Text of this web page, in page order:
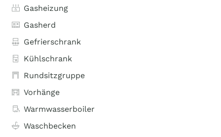
Gasheizung
Gasherd
Gefrierschrank
Kühlschrank
Rundsitzgruppe
Vorhänge
Warmwasserboiler
Waschbecken